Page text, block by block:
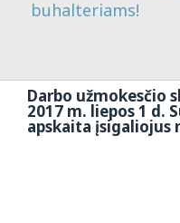
buhalteriams!
Darbo užmokesčio
2017 m. liepos 1 d.
apskaita įsigaliojus